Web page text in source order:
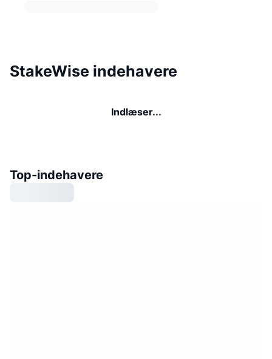
StakeWise indehavere
Indlæser...
Top-indehavere